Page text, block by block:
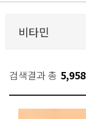
검색결과 총 5,958